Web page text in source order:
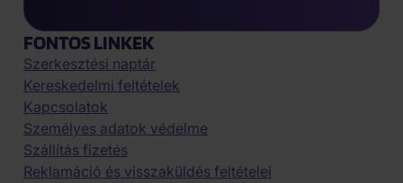
FONTOS LINKEK
Szerkesztési naptár
Kereskedelmi feltételek
Kapcsolatok
Személyes adatok védelme
Szállítás fizetés
Reklamáció és visszaküldés feltételei